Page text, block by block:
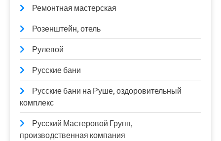
Ремонтная мастерская
Розенштейн, отель
Рулевой
Русские бани
Русские бани на Руше, оздоровительный
комплекс
Русский Мастеровой Групп,
производственная компания